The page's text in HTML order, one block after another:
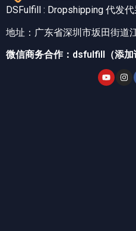
DSFulfill : Dropshipping 代发
地址：广东省深圳市坂田街道
微信商务合作：dsfulfill（添加